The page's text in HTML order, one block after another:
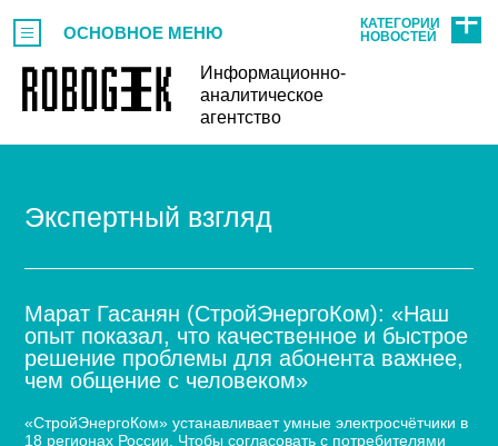
Информационно-
аналитическое
агентство
ОСНОВНОЕ МЕНЮ
КАТЕГОРИИ
НОВОСТЕЙ
Экспертный взгляд
Марат Гасанян (СтройЭнергоКом): «Наш
опыт показал, что качественное и быстрое
решение проблемы для абонента важнее,
чем общение с человеком»
«СтройЭнергоКом» устанавливает умные электросчётчики в
18 регионах России. Чтобы согласовать с потребителями